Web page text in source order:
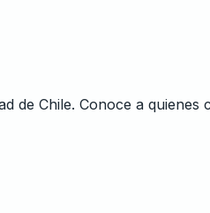
de Chile. Conoce a